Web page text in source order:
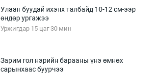
Улаан буудай ихэнх талбайд 10-12 см-ээр
өндөр ургажээ
Уржигдар 15 цаг 30 мин
Зарим гол нэрийн барааны үнэ өмнөх
сарынхаас буурчээ